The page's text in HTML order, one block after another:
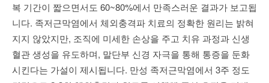
복 기간이 짧으면서도 60~80%에서 만족스러운 결과가 보고됩
니다. 족저근막염에서 체외충격파 치료의 정확한 원리는 밝혀
지지 않았지만, 조직에 미세한 손상을 주고 치유 과정과 신생
혈관 생성을 유도하며, 말단부 신경 자극을 통해 통증을 둔화
시킨다는 가설이 제시됩니다. 만성 족저근막염에서 3주 정도